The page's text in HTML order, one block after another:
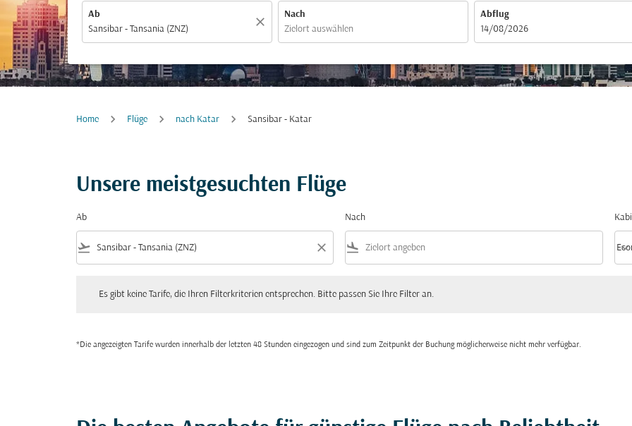
Ab
close
Nach
Abflug
fc-booking-departure-date-aria-label
14/08/2026
Home Flüge nach Katar Sansibar - Katar
Unsere meistgesuchten Flüge
Ab
flight_takeoff close
Nach
flight_land keyboard_arrow_down
Es gibt keine Tarife, die Ihren Filterkriterien entsprechen. Bitte passen Sie Ihre Filter an.
*Die angezeigten Tarife wurden innerhalb der letzten 48 Stunden eingezogen und sind zum Zeitpunkt der Buchung möglicherweise nicht mehr verfügbar.